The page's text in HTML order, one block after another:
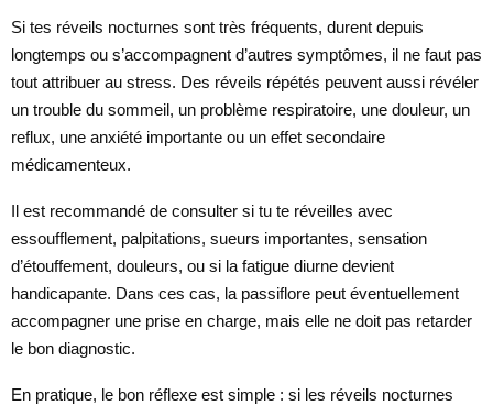
Si tes réveils nocturnes sont très fréquents, durent depuis
longtemps ou s’accompagnent d’autres symptômes, il ne faut pas
tout attribuer au stress. Des réveils répétés peuvent aussi révéler
un trouble du sommeil, un problème respiratoire, une douleur, un
reflux, une anxiété importante ou un effet secondaire
médicamenteux.
Il est recommandé de consulter si tu te réveilles avec
essoufflement, palpitations, sueurs importantes, sensation
d’étouffement, douleurs, ou si la fatigue diurne devient
handicapante. Dans ces cas, la passiflore peut éventuellement
accompagner une prise en charge, mais elle ne doit pas retarder
le bon diagnostic.
En pratique, le bon réflexe est simple : si les réveils nocturnes